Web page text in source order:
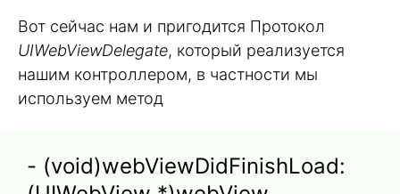
Вот сейчас нам и пригодится Протокол
UIWebViewDelegate, который реализуется
нашим контроллером, в частности мы
используем метод
- (void)webViewDidFinishLoad: